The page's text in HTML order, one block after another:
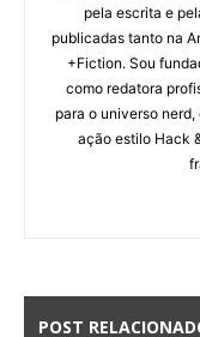
pela escrita e
publicadas tanto na
+Fiction. Sou
como redatora
para o universo
ação estilo Hack
POST